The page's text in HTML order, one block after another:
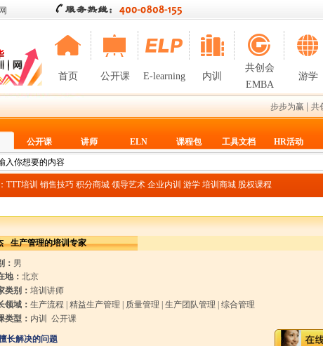
首页 公开课 E-learning 内训
共创会
EMBA
游学
步步为赢 共
公开课 讲师 ELN 课程包 工具文档 HR活动
TTT培训 销售技巧 积分商城 领导艺术 企业内训 游学 培训商城 股权课程
生产管理的培训专家
： 男
地： 北京
类别： 培训讲师
领域： 生产流程 精益生产管理 质量管理 生产团队管理
综合管理
类型： 内训 公开课
长解决的问题